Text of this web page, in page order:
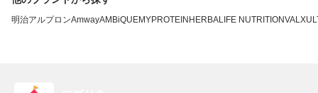
明治アルプロンAmwayAMBiQUEMYPROTEIN HERBALIFE NUTRITIONVALX